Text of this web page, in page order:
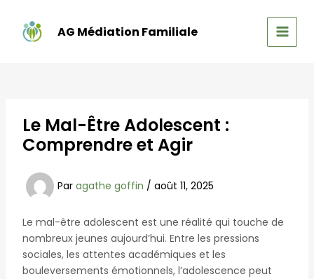
contenu
AG Médiation Familiale
MAIN
Le Mal-Être Adolescent :
Comprendre et Agir
Par agathe goffin / août 11, 2025
Le mal-être adolescent est une réalité qui touche de
nombreux jeunes aujourd’hui. Entre les pressions
sociales, les attentes académiques et les
bouleversements émotionnels, l’adolescence peut